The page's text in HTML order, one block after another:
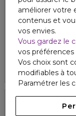
MOROCCANOIL
FRIZZ CONTROL
Shampooing
34,80 €
améliorer votre
contenus et
vos envies.
Vous gardez le
vos
Vos choix sont
modifiables à
Paramétrer les